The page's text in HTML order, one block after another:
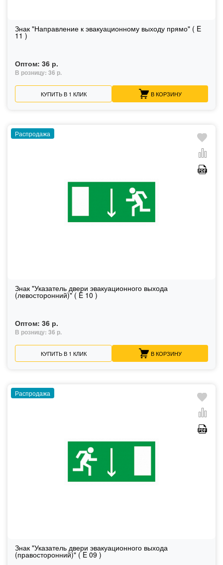
Знак "Направление к эвакуационному выходу прямо" ( E
11 )
Оптом: 36 р.
В розницу: 36 р.
КУПИТЬ В 1 КЛИК В КОРЗИНУ
Распродажа
Знак "Указатель двери эвакуационного выхода
(левосторонний)" ( E 10 )
Оптом: 36 р.
В розницу: 36 р.
КУПИТЬ В 1 КЛИК В КОРЗИНУ
Распродажа
Знак "Указатель двери эвакуационного выхода
(правосторонний)" ( E 09 )